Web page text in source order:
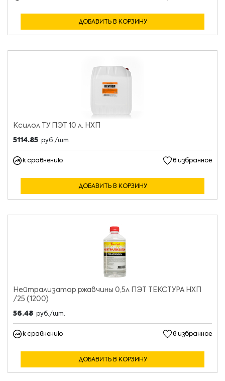
ДОБАВИТЬ В КОРЗИНУ
Ксилол ТУ ПЭТ 10 л. НХП
5114.85 руб./шт.
к сравнению в избранное
ДОБАВИТЬ В КОРЗИНУ
Нейтрализатор ржавчины 0,5л ПЭТ ТЕКСТУРА НХП
/25 (1200)
56.48 руб./шт.
к сравнению в избранное
ДОБАВИТЬ В КОРЗИНУ